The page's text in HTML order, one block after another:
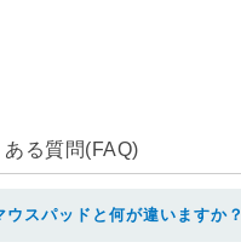
る質問(FAQ)
スパッドと何が違いますか？